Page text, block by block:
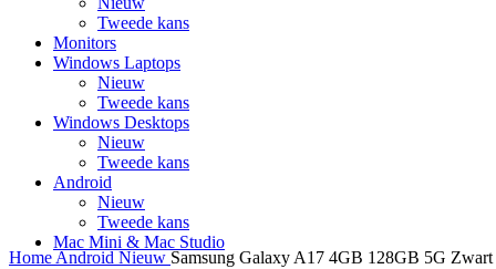
Tweede kans
Monitors
Windows Laptops
Nieuw
Tweede kans
Windows Desktops
Nieuw
Tweede kans
Android
Nieuw
Tweede kans
Mac Mini & Mac Studio
Home Android Nieuw Samsung Galaxy A17 4GB 128GB 5G Zwart